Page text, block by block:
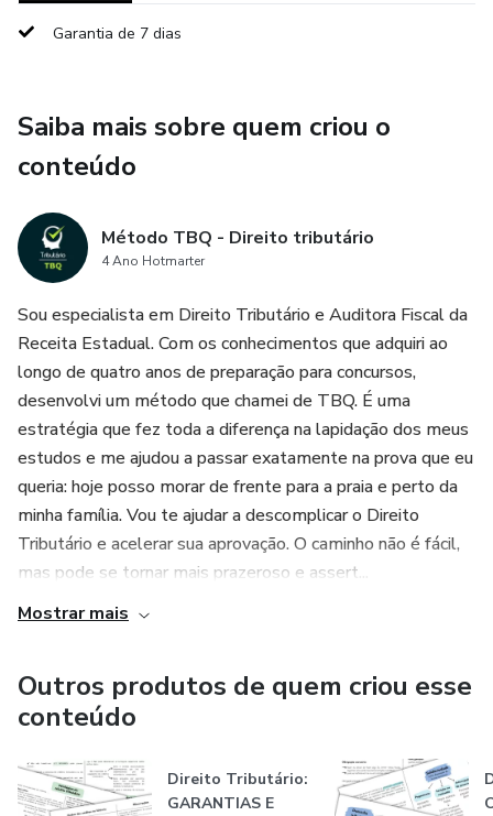
será cobrado na sua prova sobre ADMINISTRAÇÃO
Em formato pdf, interativo, com mapas mentais e tópicos
perder tempo e para revisão antes da prova.
Como se não bastasse, o maior DIFERENCIAL deste
material é que ele ainda contém os principais pontos de
cobrança das principais bancas: CESPE, FGV, FCC, VUNESP
e outras. Isso não é fornecido por NENHUM CURSINHO!
Ao final desse material, oferecemos, também, algumas
das mais atualizadas questões comentadas.
Garantia de 7 dias
Saiba mais sobre quem criou o
conteúdo
Método TBQ - Direito tributário
4 Ano Hotmarter
Sou especialista em Direito Tributário e Auditora Fiscal da
Receita Estadual. Com os conhecimentos que adquiri ao
longo de quatro anos de preparação para concursos,
desenvolvi um método que chamei de TBQ. É uma
estratégia que fez toda a diferença na lapidação dos meus
estudos e me ajudou a passar exatamente na prova que eu
queria: hoje posso morar de frente para a praia e perto da
minha família. Vou te ajudar a descomplicar o Direito
Tributário e acelerar sua aprovação. O caminho não é fácil,
mas pode se tornar mais prazeroso e assert...
Mostrar mais
Outros produtos de quem criou esse
conteúdo
Direito Tributário:
GARANTIAS E